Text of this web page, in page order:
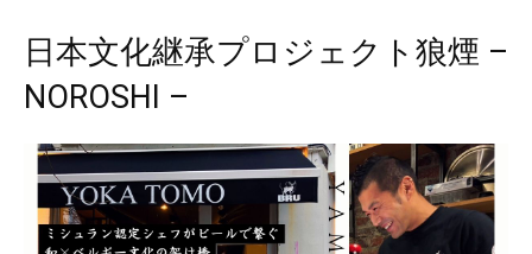
日本文化継承プロジェクト狼煙 –
NOROSHI –